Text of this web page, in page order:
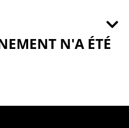
N'A ÉTÉ